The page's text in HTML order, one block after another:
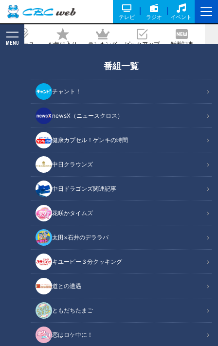
テレビ ラジオ イベント
ニュース お気に入り ランキング ピックアップ 新着記事
MENU
番組一覧
チャント！
newsX（ニュースクロス）
健康カプセル！ゲンキの時間
中日クラウンズ
中日ドラゴンズ関連記事
花咲かタイムズ
太田×石井のデララバ
キユーピー３分クッキング
道との遭遇
ともだちたまご
恋はロケ中に！
ァッション「ワークマン」の春夏コレク
ション
記事に戻る
この記事の画像（全9枚）